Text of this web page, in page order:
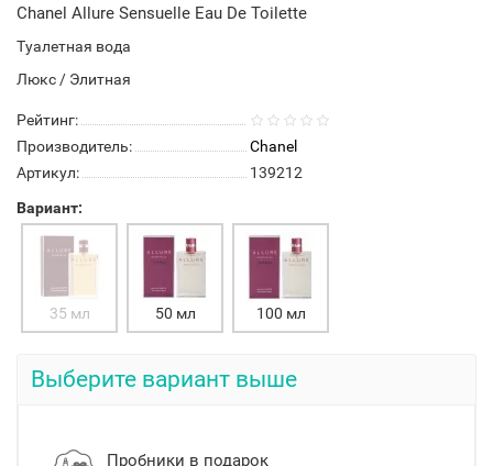
Chanel Allure Sensuelle Eau De Toilette
Туалетная вода
Люкс / Элитная
Рейтинг:
Производитель:
Chanel
Артикул:
139212
Вариант:
35 мл 50 мл 100 мл
Выберите вариант выше
Пробники в подарок